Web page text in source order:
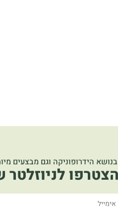
הידרופוניקה וגם מבצעים
הצטרפו לניוזלטר